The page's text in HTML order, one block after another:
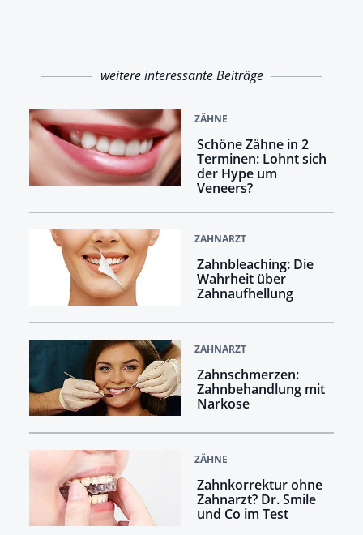
weitere interessante Beiträge
ZÄHNE
Schöne Zähne in 2
Terminen: Lohnt sich
der Hype um
Veneers?
ZAHNARZT
Zahnbleaching: Die
Wahrheit über
Zahnaufhellung
ZAHNARZT
Zahnschmerzen:
Zahnbehandlung mit
Narkose
ZÄHNE
Zahnkorrektur ohne
Zahnarzt? Dr. Smile
und Co im Test